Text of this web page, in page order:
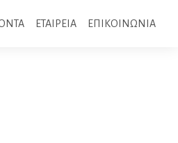
ΕΤΑΙΡΕΙΑ ΕΠΙΚΟΙΝΩΝΙΑ